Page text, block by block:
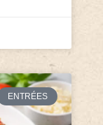
ENTRÉES